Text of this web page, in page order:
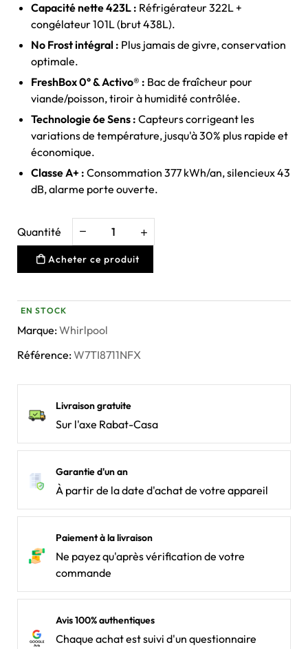
Capacité nette 423L : Réfrigérateur 322L +
congélateur 101L (brut 438L).
No Frost intégral : Plus jamais de givre, conservation
optimale.
FreshBox 0° & Activo® : Bac de fraîcheur pour
viande/poisson, tiroir à humidité contrôlée.
Technologie 6e Sens : Capteurs corrigeant les
variations de température, jusqu'à 30% plus rapide et
économique.
Classe A+ : Consommation 377 kWh/an, silencieux 43
dB, alarme porte ouverte.
Quantité
Acheter ce produit
EN STOCK
Marque:Whirlpool
Référence:W7TI8711NFX
Livraison gratuite
Sur l'axe Rabat-Casa
Garantie d'un an
À partir de la date d'achat de votre appareil
Paiement à la livraison
Ne payez qu'après vérification de votre
commande
Avis 100% authentiques
Chaque achat est suivi d'un questionnaire